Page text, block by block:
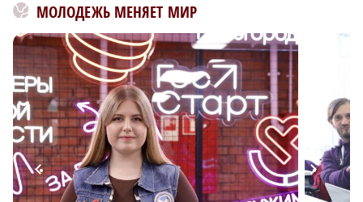
МОЛОДЕЖЬ МЕНЯЕТ МИР